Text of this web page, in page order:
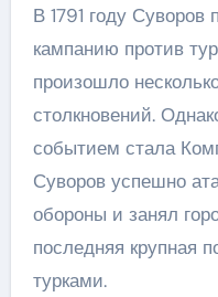
В 1791 году Суворов
кампанию против
произошло
столкновений.
событием стала
Суворов успешно
обороны и занял
последняя крупная
турками.